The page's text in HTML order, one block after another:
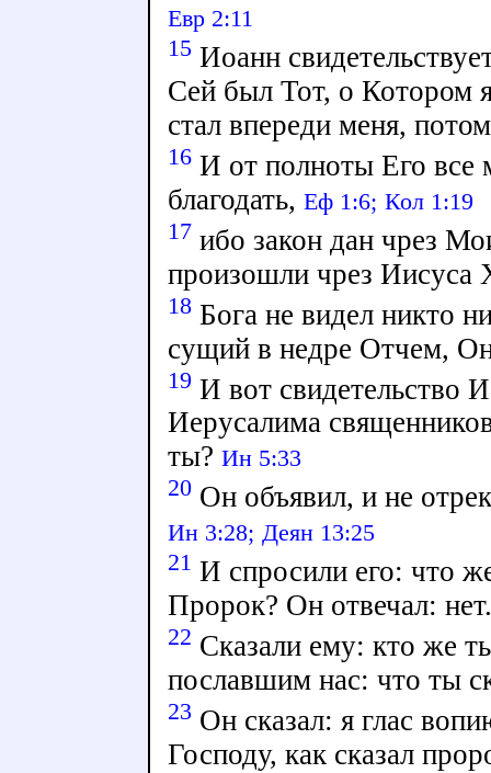
Евр 2:11
15Иоанн
Сей был Тот, о Котором
стал впереди меня,
16И от полноты Его все
благодать, Еф 1:6; Кол 1:19
17 ибо закон дан чрез
произошли чрез Иисуса
18Бога не видел никто
сущий в недре Отчем,
19 И вот свидетельство
Иерусалима
ты? Ин 5:33
20Он объявил, и не
Ин 3:28; Деян 13:25
21 И спросили его: что
Пророк? Он отвечал: нет.
22 Сказали ему: кто же
пославшим нас: что ты
23 Он сказал: я глас
Господу, как сказал